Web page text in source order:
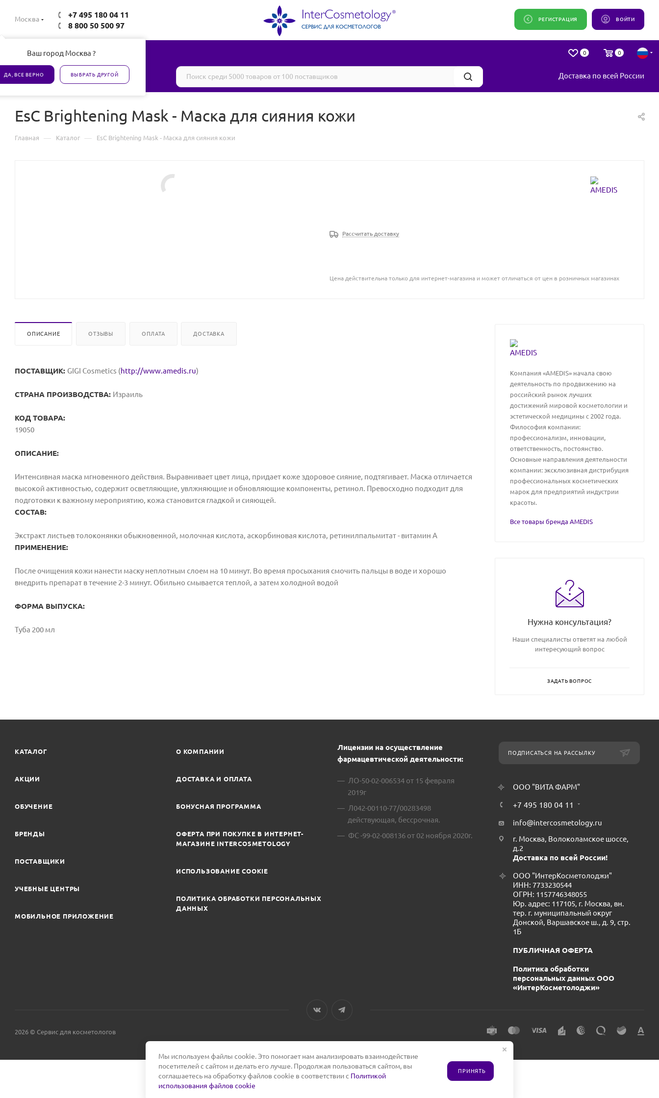
Москва
Ваш город Москва ?
ДА, ВСЕ ВЕРНО ВЫБРАТЬ ДРУГОЙ
+7 495 180 04 11
8 800 50 500 97
ВОЙТИ
РЕГИСТРАЦИЯ
0 0
Все товары сертифицированы Доставка по всей России
EsC Brightening Mask - Маска для сияния кожи
Главная — Каталог — EsC Brightening Mask - Маска для сияния кожи
Рассчитать доставку
Цена действительна только для интернет-магазина и может отличаться от цен в розничных магазинах
ОПИСАНИЕ ОТЗЫВЫ ОПЛАТА ДОСТАВКА
ПОСТАВЩИК: GIGI Cosmetics (http://www.amedis.ru)
СТРАНА ПРОИЗВОДСТВА: Израиль
КОД ТОВАРА:
19050
ОПИСАНИЕ:
Интенсивная маска мгновенного действия. Выравнивает цвет лица, придает коже здоровое сияние, подтягивает. Маска отличается
высокой активностью, содержит осветляющие, увлжняющие и обновляющие компоненты, ретинол. Превосходно подходит для
подготовки к важному мероприятию, кожа становится гладкой и сияющей.
СОСТАВ:
Экстракт листьев толоконянки обыкновенной, молочная кислота, аскорбиновая кислота, ретинилпальмитат - витамин А
ПРИМЕНЕНИЕ:
После очищения кожи нанести маску неплотным слоем на 10 минут. Во время просыхания смочить пальцы в воде и хорошо
внедрить препарат в течение 2-3 минут. Обильно смывается теплой, а затем холодной водой
ФОРМА ВЫПУСКА:
Туба 200 мл
Компания «AMEDIS» начала свою
деятельность по продвижению на
российский рынок лучших
достижений мировой косметологии и
эстетической медицины с 2002 года.
Философия компании:
профессионализм, инновации,
ответственность, постоянство.
Основные направления деятельности
компании: эксклюзивная дистрибуция
профессиональных косметических
марок для предприятий индустрии
красоты.
Все товары бренда AMEDIS
Нужна консультация?
Наши специалисты ответят на любой
интересующий вопрос
ЗАДАТЬ ВОПРОС
КАТАЛОГ
АКЦИИ
ОБУЧЕНИЕ
БРЕНДЫ
ПОСТАВЩИКИ
УЧЕБНЫЕ ЦЕНТРЫ
МОБИЛЬНОЕ ПРИЛОЖЕНИЕ
О КОМПАНИИ
ДОСТАВКА И ОПЛАТА
БОНУСНАЯ ПРОГРАММА
ОФЕРТА ПРИ ПОКУПКЕ В ИНТЕРНЕТ-
МАГАЗИНЕ INTERCOSMETOLOGY
ИСПОЛЬЗОВАНИЕ COOKIE
ПОЛИТИКА ОБРАБОТКИ ПЕРСОНАЛЬНЫХ
ДАННЫХ
Лицензии на осуществление
фармацевтической деятельности:
ЛО-50-02-006534 от 15 февраля
2019г
Л042-00110-77/00283498
действующая, бессрочная.
ФС -99-02-008136 от 02 ноября 2020г.
ПОДПИСАТЬСЯ НА РАССЫЛКУ
ООО "ВИТА ФАРМ"
+7 495 180 04 11
info@intercosmetology.ru
г. Москва, Волоколамское шоссе,
д.2
Доставка по всей России!
ООО "ИнтерКосметолоджи"
ИНН: 7733230544
ОГРН: 1157746348055
Юр. адрес: 117105, г. Москва, вн.
тер. г. муниципальный округ
Донской, Варшавское ш., д. 9, стр.
1Б
ПУБЛИЧНАЯ ОФЕРТА
Политика обработки
персональных данных ООО
«ИнтерКосметолоджи»
2026 © Сервис для косметологов
Мы используем файлы cookie. Это помогает нам анализировать взаимодействие
посетителей с сайтом и делать его лучше. Продолжая пользоваться сайтом, вы
соглашаетесь на обработку файлов cookie в соответствии с Политикой
использования файлов cookie
ПРИНЯТЬ